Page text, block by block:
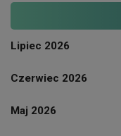
Lipiec 2026
Czerwiec 2026
Maj 2026